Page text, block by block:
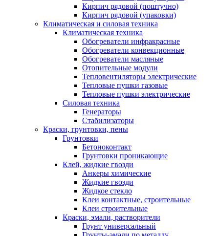
Кирпич рядовой (поштучно)
Кирпич рядовой (упаковки)
Климатическая и силовая техника
Климатическая техника
Обогреватели инфракрасные
Обогреватели конвекционные
Обогреватели масляные
Отопительные модули
Тепловентиляторы электрические
Тепловые пушки газовые
Тепловые пушки электрические
Силовая техника
Генераторы
Стабилизаторы
Краски, грунтовки, пены
Грунтовки
Бетоноконтакт
Грунтовки проникающие
Клей, жидкие гвозди
Анкеры химические
Жидкие гвозди
Жидкое стекло
Клеи контактные, строительные
Клеи строительные
Краски, эмали, растворители
Грунт универсальный